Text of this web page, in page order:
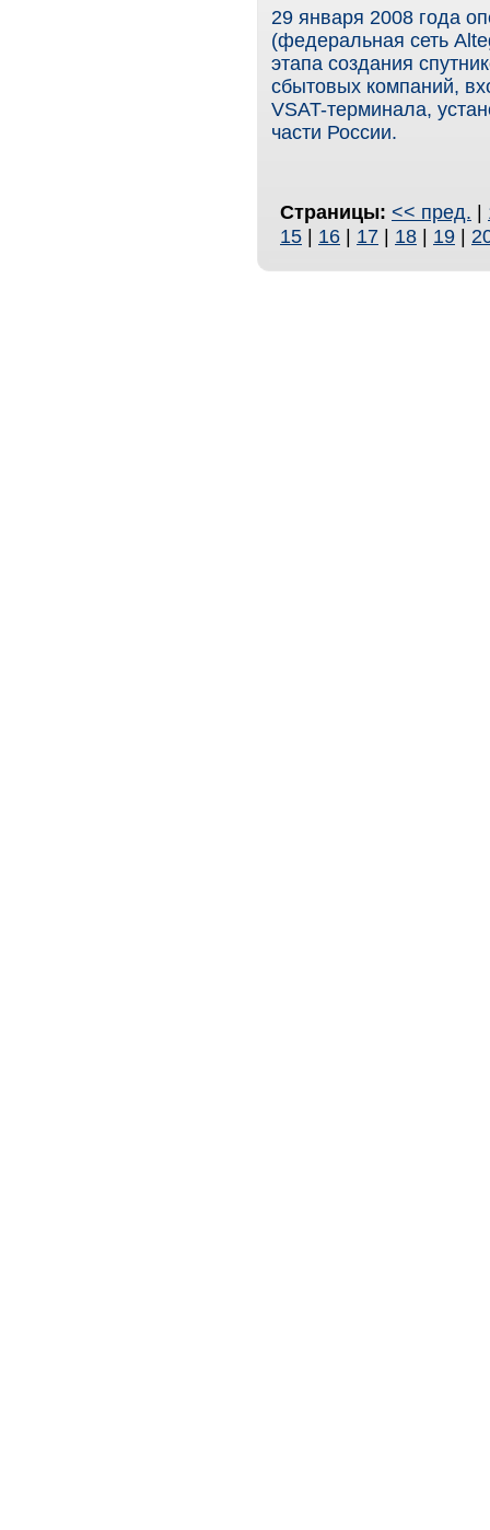
29 января 2008 года
(федеральная сеть
этапа создания
сбытовых компаний,
VSAT-терминала,
части России.
Страницы: << пред. |
15 | 16 | 17 | 18 | 19 |